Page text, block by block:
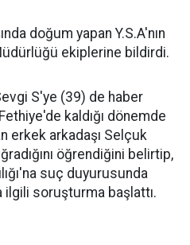
doğum yapan Y.S.A'nın
ekiplerine bildirdi.
S'ye (39) de haber
kaldığı dönemde
erkek arkadaşı Selçuk
öğrendiğini belirtip,
suç duyurusunda
ilgili soruşturma başlattı.